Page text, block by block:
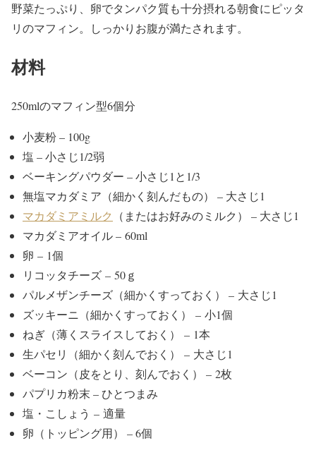
野菜たっぷり、卵でタンパク質も十分摂れる朝食にピッタ
リのマフィン。しっかりお腹が満たされます。
材料
250mlのマフィン型6個分
小麦粉 – 100g
塩 – 小さじ1/2弱
ベーキングパウダー – 小さじ1と1/3
無塩マカダミア（細かく刻んだもの） – 大さじ1
マカダミアミルク
（またはお好みのミルク） – 大さじ1
マカダミアオイル – 60ml
卵 – 1個
リコッタチーズ – 50ｇ
パルメザンチーズ（細かくすっておく） – 大さじ1
ズッキーニ（細かくすっておく） – 小1個
ねぎ（薄くスライスしておく） – 1本
生パセリ（細かく刻んでおく） – 大さじ1
ベーコン（皮をとり、刻んでおく） – 2枚
パプリカ粉末 – ひとつまみ
塩・こしょう – 適量
卵（トッピング用） – 6個